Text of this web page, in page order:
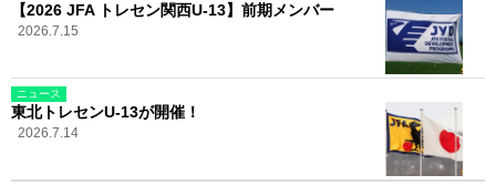
【2026 JFA トレセン関西U-13】前期メンバー
2026.7.15
ニュース
東北トレセンU-13が開催！
2026.7.14